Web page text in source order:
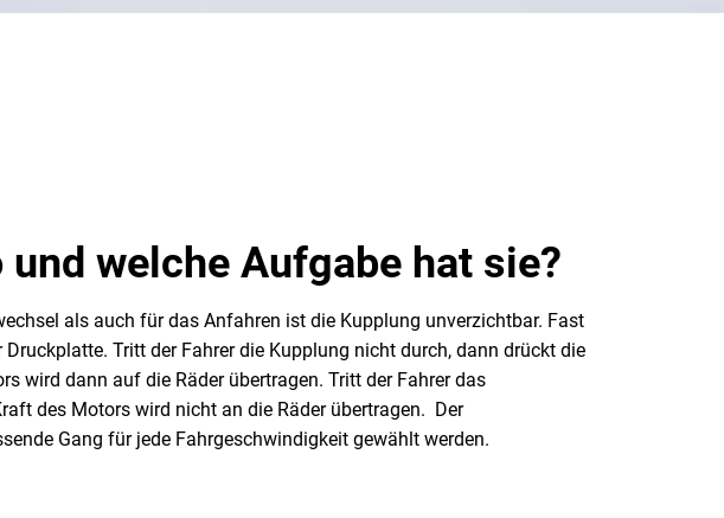
welche Aufgabe hat sie?
als auch für das Anfahren ist die Kupplung unverzichtbar. Fast
Tritt der Fahrer die Kupplung nicht durch, dann drückt die
wird dann auf die Räder übertragen. Tritt der Fahrer das
des Motors wird nicht an die Räder übertragen. Der
Gang für jede Fahrgeschwindigkeit gewählt werden.